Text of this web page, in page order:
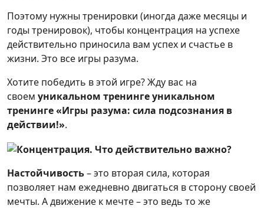
Поэтому нужны тренировки (иногда даже месяцы и
годы тренировок), чтобы концентрация на успехе
действительно приносила вам успех и счастье в
жизни. Это все игры разума.
Хотите победить в этой игре? Жду вас на
своем уникальном тренинге уникальном
тренинге «Игры разума: сила подсознания в
действии!».
Настойчивость– это вторая сила, которая
позволяет нам ежедневно двигаться в сторону своей
мечты. А движение к мечте – это ведь то же